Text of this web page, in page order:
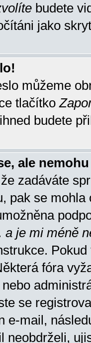
budete
jako
můžeme
tlačítko
budete
ale
zadáváte
pak se
a je mi méně
fóra
se
e-mail,
neobdrželi,